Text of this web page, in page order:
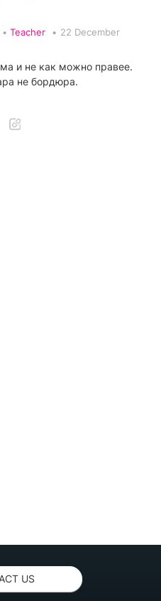
Teacher • 22 December
и не как можно правее.
не бордюра.
US